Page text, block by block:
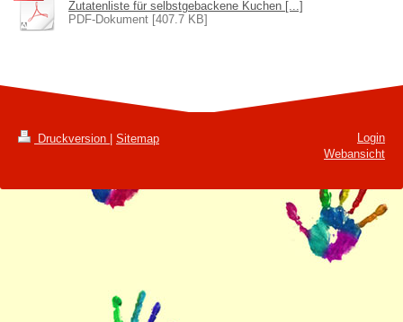
Zutatenliste für selbstgebackene Kuchen [...]
PDF-Dokument [407.7 KB]
Druckversion Sitemap
Login
Webansicht